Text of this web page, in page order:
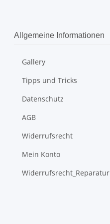
Allgemeine Informationen
Gallery
Tipps und Tricks
Datenschutz
AGB
Widerrufsrecht
Mein Konto
Widerrufsrecht_Reparatur